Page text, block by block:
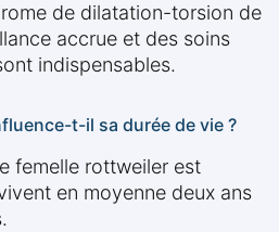
de dilatation-torsion de
accrue et des soins
indispensables.
t-il sa durée de vie ?
femelle rottweiler est
en moyenne deux ans